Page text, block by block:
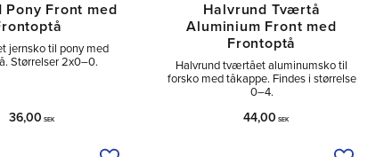
Pony Front med
jernsko til pony med
Størrelser 2x0–0.
36,00 SEK
Halvrund Tværtå
Aluminium Front med
Frontoptå
Halvrund tværtået aluminumsko til
forsko med tåkappe. Findes i størrelse
0–4.
44,00 SEK